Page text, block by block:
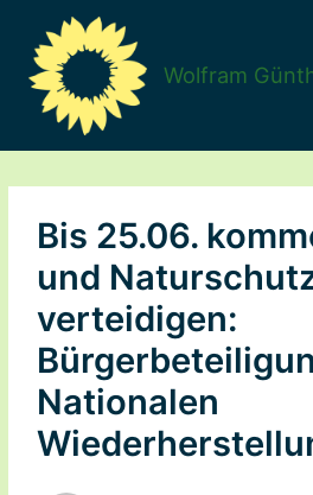
springen
Wolfram
Bis 25.06.
und
verteidigen:
Nationalen